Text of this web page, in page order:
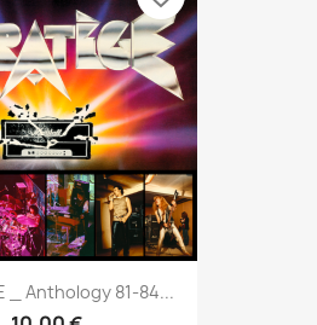
_ Anthology 81-84...